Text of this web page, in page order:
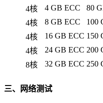
4核
4 GB ECC 80
4核
8 GB ECC 100
4核
16 GB ECC 150
4核
24 GB ECC 200
8核
32 GB ECC 250
三、网络测试